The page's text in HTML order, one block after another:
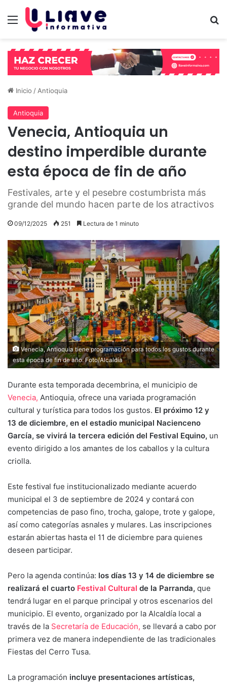
Menú
Inicio / Antioquia
Antioquia
Venecia, Antioquia un
destino imperdible durante
esta época de fin de año
Festivales, arte y el pesebre costumbrista más
grande del mundo hacen parte de los atractivos
09/12/2025 251 Lectura de 1 minuto
Venecia, Antioquia tiene programación para todos los gustos durante
esta época de fin de año. Foto/Alcaldía
Durante esta temporada decembrina, el municipio de
Venecia, Antioquia, ofrece una variada programación
cultural y turística para todos los gustos. El próximo 12 y
13 de diciembre, en el estadio municipal Nacienceno
García, se vivirá la tercera edición del Festival Equino, un
evento dirigido a los amantes de los caballos y la cultura
criolla.
Este festival fue institucionalizado mediante acuerdo
municipal el 3 de septiembre de 2024 y contará con
competencias de paso fino, trocha, galope, trote y galope,
así como categorías asnales y mulares. Las inscripciones
estarán abiertas hasta el 11 de diciembre para quienes
deseen participar.
Pero la agenda continúa: los días 13 y 14 de diciembre se
realizará el cuarto Festival Cultural de la Parranda, que
tendrá lugar en el parque principal y otros escenarios del
municipio. El evento, organizado por la Alcaldía local a
través de la Secretaría de Educación, se llevará a cabo por
primera vez de manera independiente de las tradicionales
Fiestas del Cerro Tusa.
La programación incluye presentaciones artísticas,